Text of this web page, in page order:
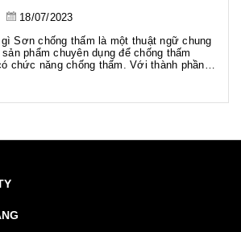
18/07/2023
Sơn chống thấm là một thuật ngữ chung
phẩm chuyên dụng để chống thấm
chức năng chống thấm. Với thành phần
gốc Acrylic, gốc Xi măng... phục vụ
trình với nhiều mục đích khác nhau. Sơn